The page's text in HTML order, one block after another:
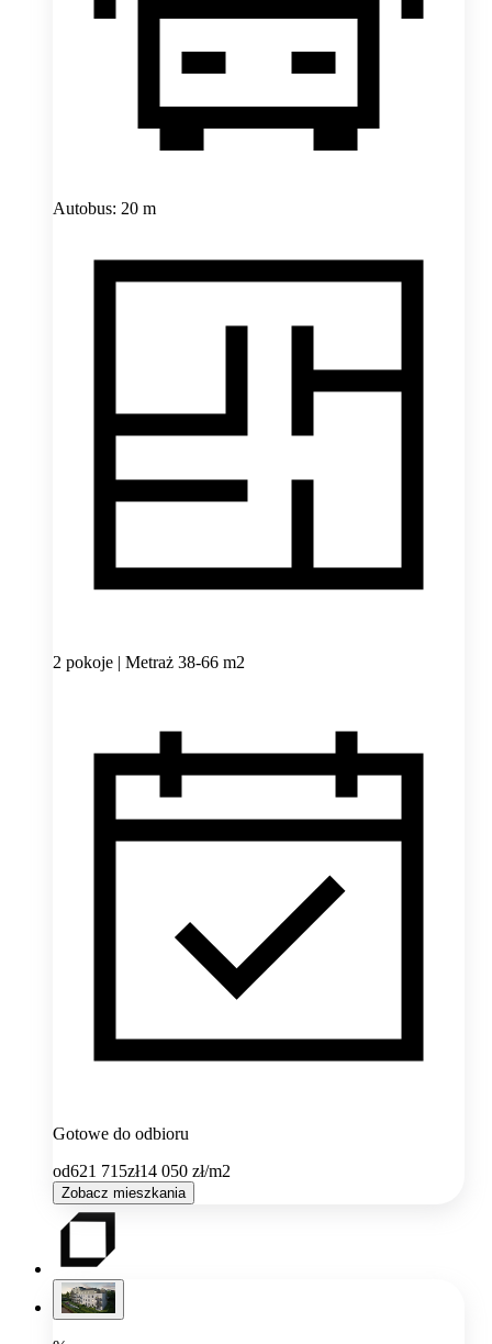
Autobus: 20 m
2 pokoje | Metraż 38-66 m2
Gotowe do odbioru
od621 715zł14 050 zł/m2
Zobacz mieszkania